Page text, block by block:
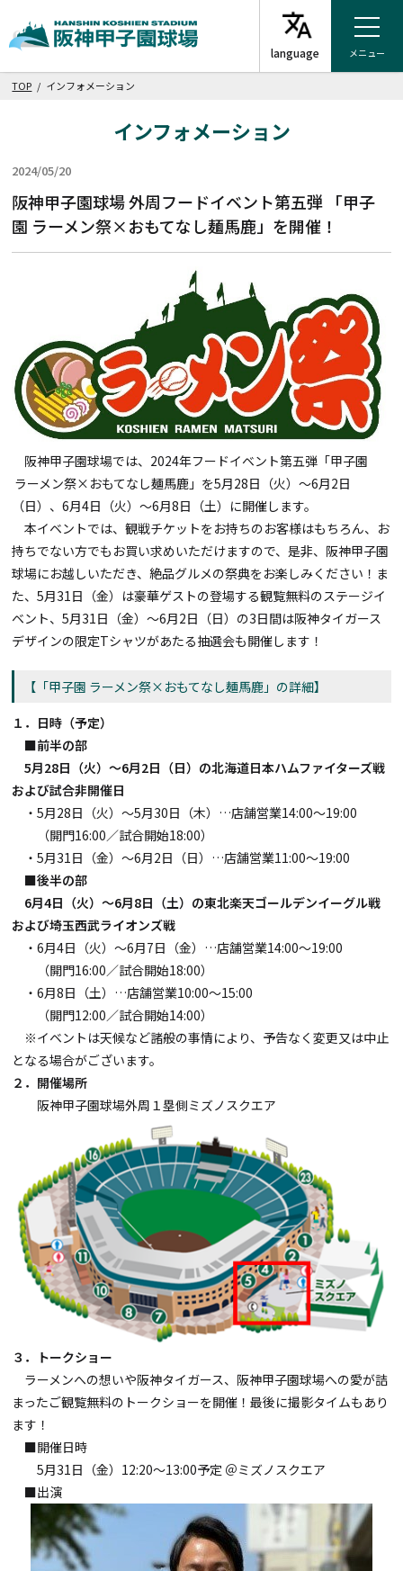
メニュー
TOP / インフォメーション
インフォメーション
2024/05/20
阪神甲子園球場 外周フードイベント第五弾 「甲子
園 ラーメン祭×おもてなし麺馬鹿」を開催！
阪神甲子園球場では、2024年フードイベント第五弾「甲子園
ラーメン祭×おもてなし麺馬鹿」を5月28日（火）～6月2日
（日）、6月4日（火）～6月8日（土）に開催します。
本イベントでは、観戦チケットをお持ちのお客様はもちろん、お
持ちでない方でもお買い求めいただけますので、是非、阪神甲子園
球場にお越しいただき、絶品グルメの祭典をお楽しみください！ま
た、5月31日（金）は豪華ゲストの登場する観覧無料のステージイ
ベント、5月31日（金）～6月2日（日）の3日間は阪神タイガース
デザインの限定Tシャツがあたる抽選会も開催します！
【「甲子園 ラーメン祭×おもてなし麺馬鹿」の詳細】
１．日時（予定）
■前半の部
5月28日（火）～6月2日（日）の北海道日本ハムファイターズ戦
および試合非開催日
・5月28日（火）～5月30日（木）…店舗営業14:00～19:00
（開門16:00／試合開始18:00）
・5月31日（金）～6月2日（日）…店舗営業11:00～19:00
■後半の部
6月4日（火）～6月8日（土）の東北楽天ゴールデンイーグル戦
および埼玉西武ライオンズ戦
・6月4日（火）～6月7日（金）…店舗営業14:00～19:00
（開門16:00／試合開始18:00）
・6月8日（土）…店舗営業10:00～15:00
（開門12:00／試合開始14:00）
※イベントは天候など諸般の事情により、予告なく変更又は中止
となる場合がございます。
２．開催場所
阪神甲子園球場外周１塁側ミズノスクエア
３．トークショー
ラーメンへの想いや阪神タイガース、阪神甲子園球場への愛が詰
まったご観覧無料のトークショーを開催！最後に撮影タイムもあり
ます！
■開催日時
5月31日（金）12:20～13:00予定 ＠ミズノスクエア
■出演